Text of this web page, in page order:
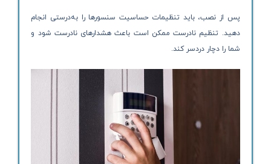
پس از نصب، باید تنظیمات حساسیت سنسورها را به‌درستی انجام
دهید. تنظیم نادرست ممکن است باعث هشدارهای نادرست شود و
شما را دچار دردسر کند.